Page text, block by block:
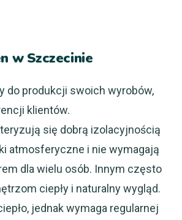
w Szczecinie
do produkcji swoich wyrobów,
klientów.
się dobrą izolacyjnością
atmosferyczne i nie wymagają
dla wielu osób. Innym często
ciepły i naturalny wygląd.
jednak wymaga regularnej